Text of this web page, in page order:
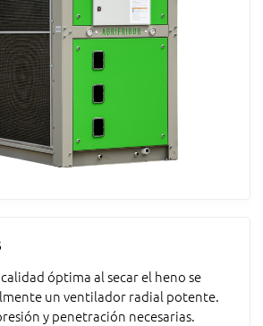
óptima al secar el heno se
un ventilador radial potente.
y penetración necesarias.